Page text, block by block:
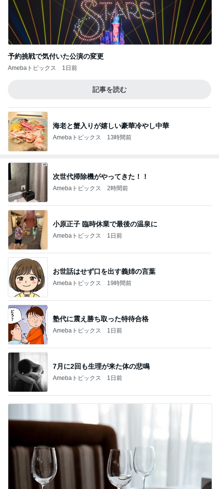
予約挑戦で気付いた公演の変更
Amebaトピックス 1日前
記事を読む
海老と蟹入りが嬉しい豪華冷やし中華
Amebaトピックス 13時間前
次世代掃除機がやってきた！！
Amebaトピックス 2時間前
小原正子 臨時休業で最後の温泉に
Amebaトピックス 1日前
お世話はせず口を出す義姉の言葉
Amebaトピックス 19時間前
塾代に震え勝ち取った特待合格
Amebaトピックス 1日前
7月に2回も生理が来た体の悲鳴
Amebaトピックス 1日前